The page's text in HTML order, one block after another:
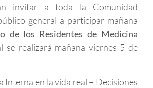
invitar a toda la Comunidad
general a participar mañana
de los Residentes de Medicina
se realizará mañana viernes 5 de
Interna en la vida real – Decisiones